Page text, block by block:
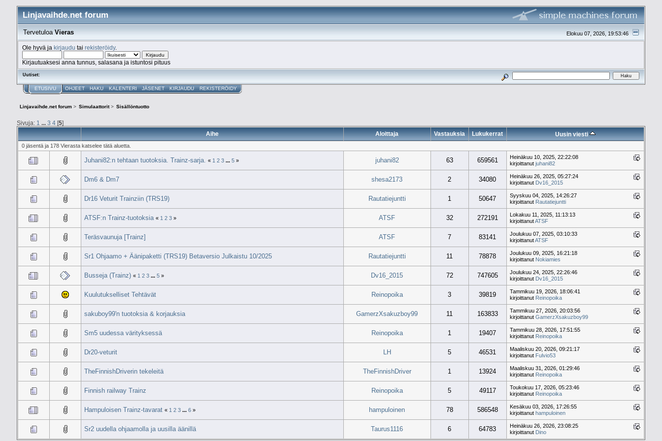
Linjavaihde.net forum
Elokuu 07, 2026, 19:53:46
TervetuloaVieras
Ole hyvä ja kirjaudu tai rekisteröidy.
Kirjautuaksesi anna tunnus, salasana ja istuntosi pituus
Uutiset:
ETUSIVU OHJEET HAKU KALENTERI JÄSENET KIRJAUDU REKISTERÖIDY
Linjavaihde.net forum > Simulaattorit> Sisällöntuotto
Sivuja: 1 ... 3 4[5]
Aihe
Aloittaja Vastauksia Lukukerrat Uusin viesti
0 jäsentä ja 178 Vierasta katselee tätä aluetta.
Juhani82:n tehtaan tuotoksia. Trainz-sarja. « 1 2 3 ...5 » juhani82 63 659561
Heinäkuu 10, 2025, 22:22:08
kirjoittanutjuhani82
Dm6 & Dm7 shesa2173 2 34080
Heinäkuu 26, 2025, 05:27:24
kirjoittanut Dv16_2015
Dr16 Veturit Trainziin (TRS19) Rautatiejuntti 1 50647
Syyskuu 04, 2025, 14:26:27
kirjoittanut Rautatiejuntti
ATSF:n Trainz-tuotoksia « 1 2 3 » ATSF 32 272191
Lokakuu 11, 2025, 11:13:13
kirjoittanutATSF
Teräsvaunuja [Trainz] ATSF 7 83141
Joulukuu 07, 2025, 03:10:33
kirjoittanutATSF
Sr1 Ohjaamo + Äänipaketti (TRS19) Betaversio Julkaistu 10/2025 Rautatiejuntti 11 78878
Joulukuu 09, 2025, 16:21:18
kirjoittanut Nokiamies
Busseja (Trainz) « 1 2 3 ...5 » Dv16_2015 72 747605
Joulukuu 24, 2025, 22:26:46
kirjoittanut Dv16_2015
Kuulutukselliset Tehtävät Reinopoika 3 39819
Tammikuu 19, 2026, 18:06:41
kirjoittanut Reinopoika
sakuboy99'n tuotoksia & korjauksia GamerzXsakuzboy99 11 163833
Tammikuu 27, 2026, 20:03:56
kirjoittanutGamerzXsakuzboy99
Sm5 uudessa värityksessä Reinopoika 1 19407
Tammikuu 28, 2026, 17:51:55
kirjoittanut Reinopoika
Dr20-veturit LH 5 46531
Maaliskuu 20, 2026, 09:21:17
kirjoittanut Fulvio53
TheFinnishDriverin tekeleitä TheFinnishDriver 1 13924
Maaliskuu 31, 2026, 01:29:46
kirjoittanut Reinopoika
Finnish railway Trainz Reinopoika 5 49117
Toukokuu 17, 2026, 05:23:46
kirjoittanut Reinopoika
Hampuloisen Trainz-tavarat « 1 2 3 ...6 » hampuloinen 78 586548
Kesäkuu 03, 2026, 17:26:55
kirjoittanuthampuloinen
Sr2 uudella ohjaamolla ja uusilla äänillä Taurus1116 6 64783
Heinäkuu 26, 2026, 23:08:25
kirjoittanut Dino